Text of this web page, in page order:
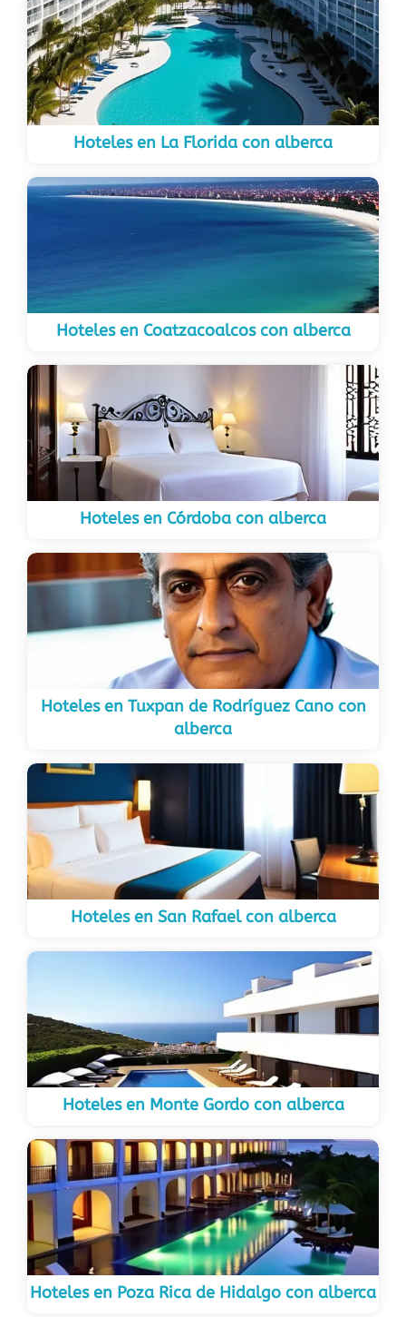
Hoteles en La Florida con alberca
Hoteles en Coatzacoalcos con alberca
Hoteles en Córdoba con alberca
Hoteles en Tuxpan de Rodríguez Cano con
alberca
Hoteles en San Rafael con alberca
Hoteles en Monte Gordo con alberca
Hoteles en Poza Rica de Hidalgo con alberca